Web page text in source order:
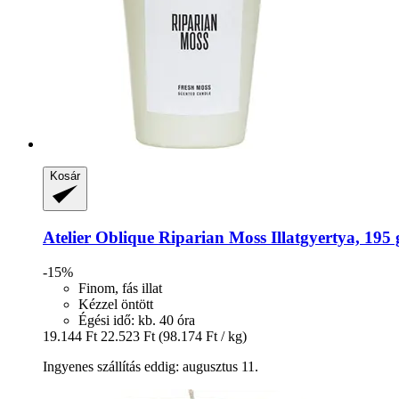
Kosár
Atelier Oblique Riparian Moss Illatgyertya, 195
-15%
Finom, fás illat
Kézzel öntött
Égési idő: kb. 40 óra
19.144 Ft 22.523 Ft (98.174 Ft / kg)
Ingyenes szállítás eddig: augusztus 11.